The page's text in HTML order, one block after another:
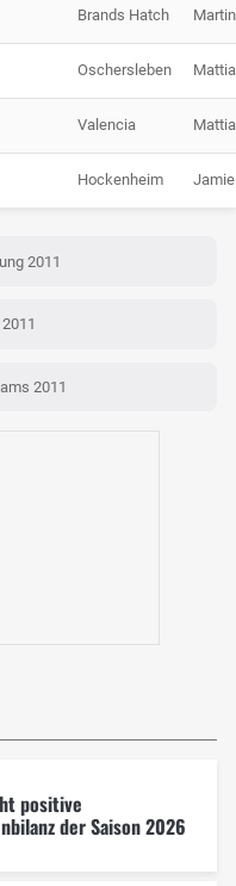
Brands Hatch
Oschersleben
Valencia
Hockenheim
2011
2011
positive
der Saison 2026